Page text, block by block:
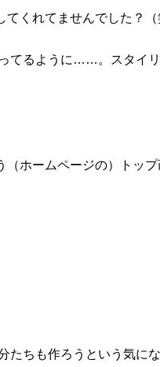
くれてませんでした？（
てるように……。スタイ
ホームページの）トップ
たちも作ろうという気に